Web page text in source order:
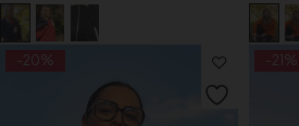
-20% -21%